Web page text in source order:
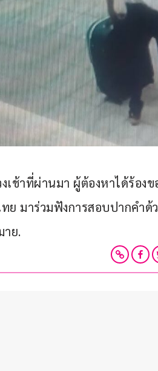
งเช้าที่ผ่านมา ผู้ต้องหาได้ร้อ
ย มาร่วมฟังการสอบปากคำ
าย.